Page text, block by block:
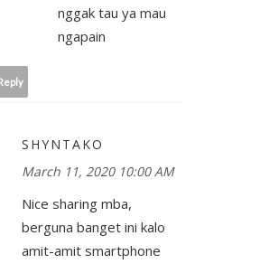
nggak tau ya mau
ngapain
SHYNTAKO
March 11, 2020 10:00 AM
Nice sharing mba,
berguna banget ini kalo
amit-amit smartphone